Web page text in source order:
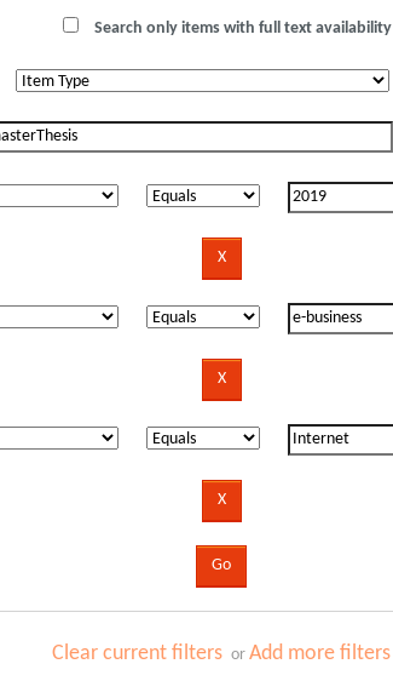
Search only items with full text availability
Clear current filters orAdd more filters